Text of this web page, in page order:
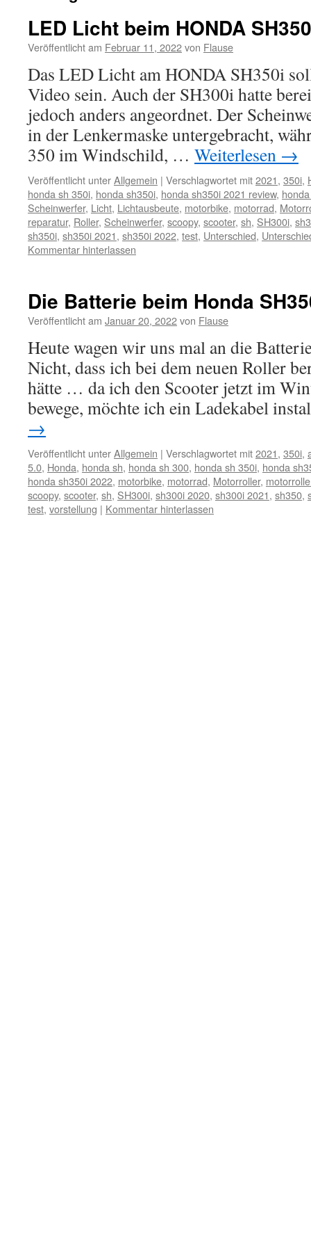
LED Licht beim HONDA
Veröffentlicht am Februar 11, 2022von Flause
Das LED Licht am HONDA SH350i
Video sein. Auch der SH300i hatte
jedoch anders angeordnet. Der
in der Lenkermaske untergebracht,
350 im Windschild, … Weiterlesen →
Veröffentlicht unterAllgemein | Verschlagwortet mit2021, 350i,
honda sh 350i, honda sh350i, honda sh350i 2021 review,
Scheinwerfer, Licht, Lichtausbeute, motorbike, motorrad,
reparatur, Roller, Scheinwerfer, scoopy, scooter, sh, SH300i,
sh350i, sh350i 2021, sh350i 2022, test, Unterschied,
Kommentar hinterlassen
Die Batterie beim Honda
Veröffentlicht am Januar 20, 2022von Flause
Heute wagen wir uns mal an die
Nicht, dass ich bei dem neuen Roller
hätte … da ich den Scooter jetzt im
bewege, möchte ich ein Ladekabel
→
Veröffentlicht unterAllgemein | Verschlagwortet mit2021, 350i,
5.0, Honda, honda sh, honda sh 300, honda sh 350i, honda
honda sh350i 2022, motorbike, motorrad, Motorroller,
scoopy, scooter, sh, SH300i, sh300i 2020, sh300i 2021, sh350,
test, vorstellung | Kommentar hinterlassen